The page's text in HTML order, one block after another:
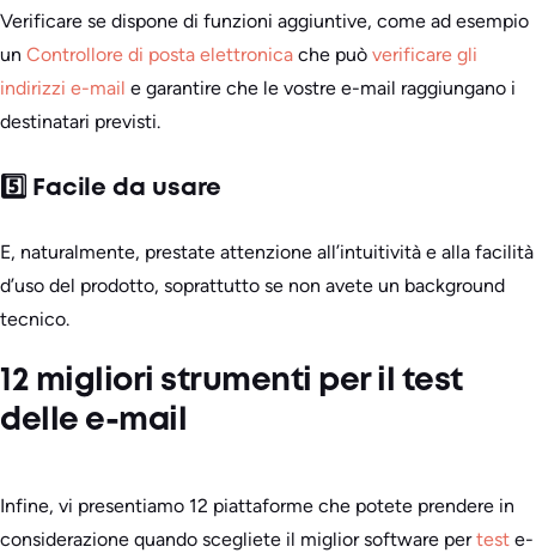
Verificare se dispone di funzioni aggiuntive, come ad esempio
un Controllore di posta elettronica che può verificare gli
indirizzi e-mail e garantire che le vostre e-mail raggiungano i
destinatari previsti.
5️⃣ Facile da usare
E, naturalmente, prestate attenzione all’intuitività e alla facilità
d’uso del prodotto, soprattutto se non avete un background
tecnico.
12 migliori strumenti per il test
delle e-mail
Infine, vi presentiamo 12 piattaforme che potete prendere in
considerazione quando scegliete il miglior software pertest e-